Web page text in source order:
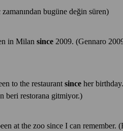
zamanından bugüne değin süren)
in Milan since 2009. (Gennaro
to the restaurantsince her
beri restorana gitmiyor.)
at the zoo since I can remember.